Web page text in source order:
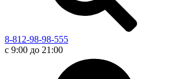
8-812-98-98-555
с 9:00 до 21:00